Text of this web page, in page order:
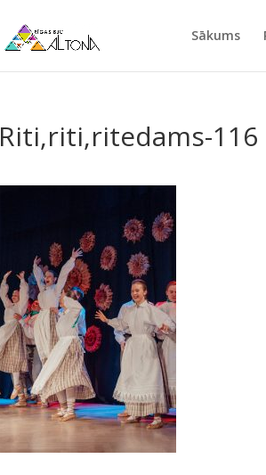
Sākums
Riti,riti,ritedams-116